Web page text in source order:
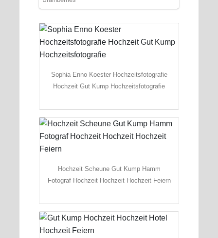
Sophia Enno Koester Hochzeitsfotografie
Hochzeit Gut Kump Hochzeitsfotografie
Hochzeit Scheune Gut Kump Hamm
Fotograf Hochzeit Hochzeit Hochzeit Feiern